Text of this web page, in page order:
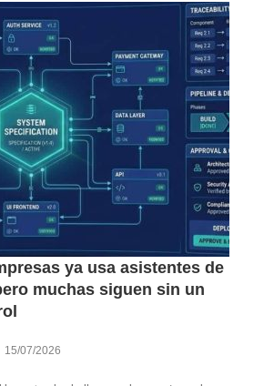
ya usa asistentes de
muchas siguen sin un
15/07/2026